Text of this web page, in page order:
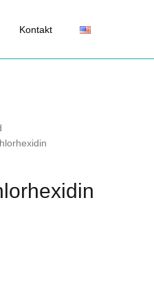
Kontakt